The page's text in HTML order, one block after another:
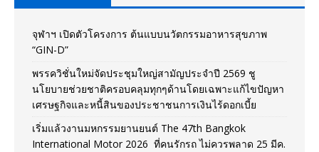
จุฬาฯ เปิดตัวโครงการ ต้นแบบนวัตกรรมอาหารสุขภาพ
“GIN-D”
พรรควิชั่นใหม่จัดประชุมใหญ่สามัญประจำปี 2569 ชู
นโยบายช่วยชาติครอบคลุมทุกๆด้านโดยเฉพาะแก้ไขปัญหา
เศรษฐกิจและหนี้สินของประชาชนการเงินไร้ดอกเบี้ย
เริ่มแล้วงานมหกรรมยานยนต์ The 47th Bangkok
International Motor 2026 ที่คนรักรถ ไม่ควรพลาด 25 มีค.